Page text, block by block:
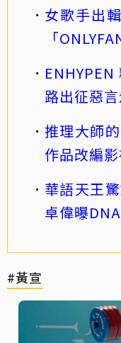
女歌手出
「
路出征惡
推理大師
作品改編
華語天王
卓偉曝
#黃宣